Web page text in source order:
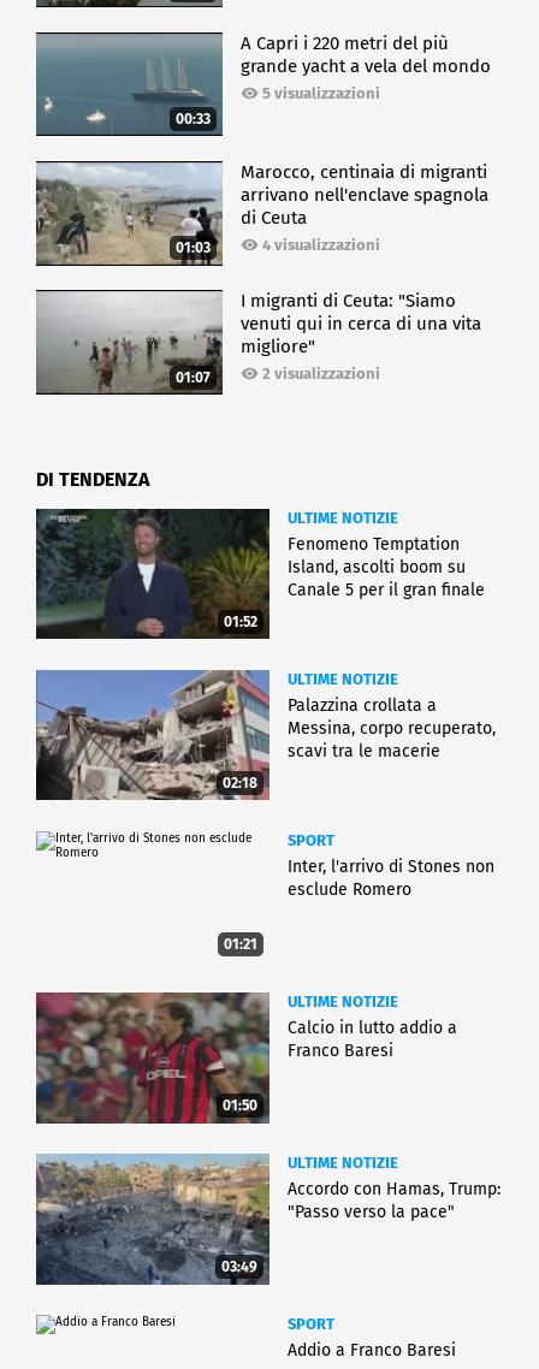
00:33
A Capri i 220 metri del più
grande yacht a vela del mondo
5 visualizzazioni
01:03
Marocco, centinaia di migranti
arrivano nell'enclave spagnola
di Ceuta
4 visualizzazioni
01:07
I migranti di Ceuta: "Siamo
venuti qui in cerca di una vita
migliore"
2 visualizzazioni
DI TENDENZA
01:52
ULTIME NOTIZIE
Fenomeno Temptation
Island, ascolti boom su
Canale 5 per il gran finale
02:18
ULTIME NOTIZIE
Palazzina crollata a
Messina, corpo recuperato,
scavi tra le macerie
01:21
SPORT
Inter, l'arrivo di Stones non
esclude Romero
01:50
ULTIME NOTIZIE
Calcio in lutto addio a
Franco Baresi
03:49
ULTIME NOTIZIE
Accordo con Hamas, Trump:
"Passo verso la pace"
SPORT
Addio a Franco Baresi